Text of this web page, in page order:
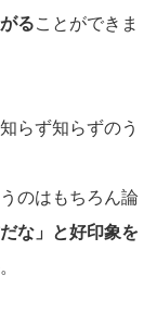
ることができま
らず知らずのう
のはもちろん論
な」と好印象を